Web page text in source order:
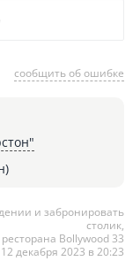
сообщить об ошибке
и забронировать
столик,
Bollywood 33
декабря 2023 в 20:23